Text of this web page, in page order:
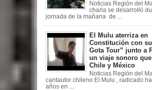
Noticias Región del
charla se desarrolló
jornada de la mañana de ...
El Mulu aterriza en
Constitución con
Gota Tour” junto a
un viaje sonoro
Chile y México
Noticias Región del
cantautor chileno El Mulu , radicado
años en ...